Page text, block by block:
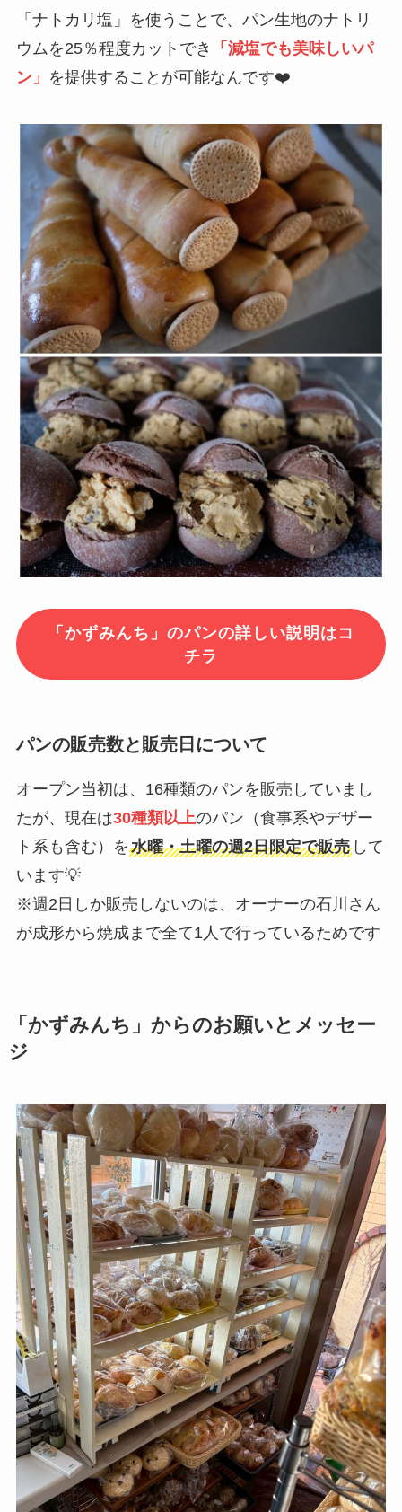
「ナトカリ塩」を使うことで、パン生地のナトリ
ウムを25％程度カットでき
「減塩でも美味しいパ
ン」 を提供することが可能なんです❤️
「かずみんち」のパンの詳しい説明はコ
チラ
パンの販売数と販売日について
オープン当初は、16種類のパンを販売していまし
たが、現在は30種類以上のパン（食事系やデザー
ト系も含む）を水曜・土曜の週2日限定で販売して
います💡
※週2日しか販売しないのは、オーナーの石川さん
が成形から焼成まで全て1人で行っているためです
「かずみんち」からのお願いとメッセー
ジ